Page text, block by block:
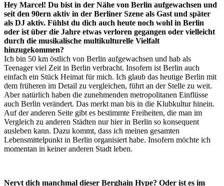
Hey Marcel! Du bist in der Nähe von Berlin aufgewachsen und
seit den 90ern aktiv in der Berliner Szene als Gast und später
als DJ aktiv. Fühlst du dich auch heute noch wohl in Berlin
oder ist über die Jahre etwas verloren gegangen oder vielleicht
durch die musikalische multikulturelle Vielfalt
hinzugekommen?
Ich bin 50 km östlich von Berlin aufgewachsen und hab als
Teenager viel Zeit in Berlin verbracht. Insofern ist Berlin auch
einfach ein Stück Heimat für mich. Ich glaub das heutige Berlin mit
dem früheren im Detail zu vergleichen, führt an der Stelle zu weit.
Aber natürlich haben die zunehmenden metropolitanen Einflüsse
auch Berlin verändert. Das merkt man bis in die Klubkultur hinein.
Auf der anderen Seite gibt es bestimmte Freiheiten, die man im
Vergleich zu anderen Städten nur hier in Berlin so konsequent
ausleben kann. Dazu kommt, dass ich meinen gesamten
Lebensmittelpunkt in Berlin organisiert habe. Insofern möchte ich
momentan in keiner anderen Stadt leben.
Nervt dich manchmal dieser Berghain Hype? Oder ist es im